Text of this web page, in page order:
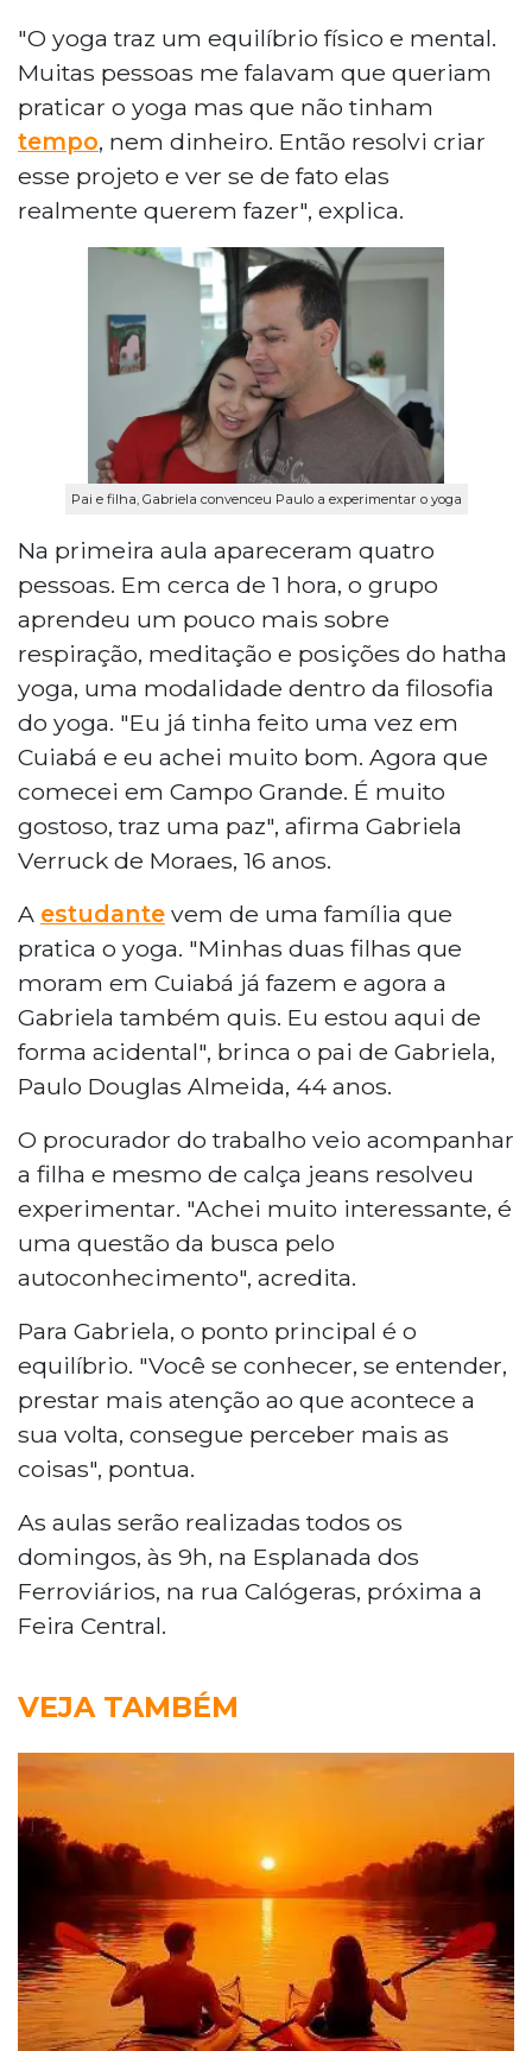
"O yoga traz um equilíbrio físico e mental.
Muitas pessoas me falavam que queriam
praticar o yoga mas que não tinham
tempo, nem dinheiro. Então resolvi criar
esse projeto e ver se de fato elas
realmente querem fazer", explica.
Pai e filha, Gabriela convenceu Paulo a experimentar o yoga
Na primeira aula apareceram quatro
pessoas. Em cerca de 1 hora, o grupo
aprendeu um pouco mais sobre
respiração, meditação e posições do hatha
yoga, uma modalidade dentro da filosofia
do yoga. "Eu já tinha feito uma vez em
Cuiabá e eu achei muito bom. Agora que
comecei em Campo Grande. É muito
gostoso, traz uma paz", afirma Gabriela
Verruck de Moraes, 16 anos.
A estudante vem de uma família que
pratica o yoga. "Minhas duas filhas que
moram em Cuiabá já fazem e agora a
Gabriela também quis. Eu estou aqui de
forma acidental", brinca o pai de Gabriela,
Paulo Douglas Almeida, 44 anos.
O procurador do trabalho veio acompanhar
a filha e mesmo de calça jeans resolveu
experimentar. "Achei muito interessante, é
uma questão da busca pelo
autoconhecimento", acredita.
Para Gabriela, o ponto principal é o
equilíbrio. "Você se conhecer, se entender,
prestar mais atenção ao que acontece a
sua volta, consegue perceber mais as
coisas", pontua.
As aulas serão realizadas todos os
domingos, às 9h, na Esplanada dos
Ferroviários, na rua Calógeras, próxima a
Feira Central.
VEJA TAMBÉM